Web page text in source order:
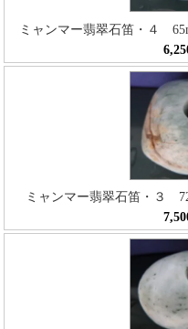
ミャンマー翡翠石笛・４
ミャンマー翡翠石笛・３